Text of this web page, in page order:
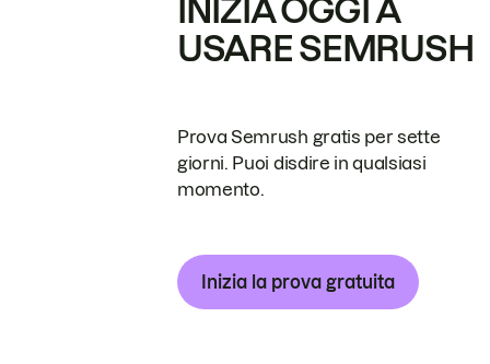
INIZIA OGGI A
USARE SEMRUSH
Prova Semrush gratis per sette
giorni. Puoi disdire in qualsiasi
momento.
Inizia la prova gratuita